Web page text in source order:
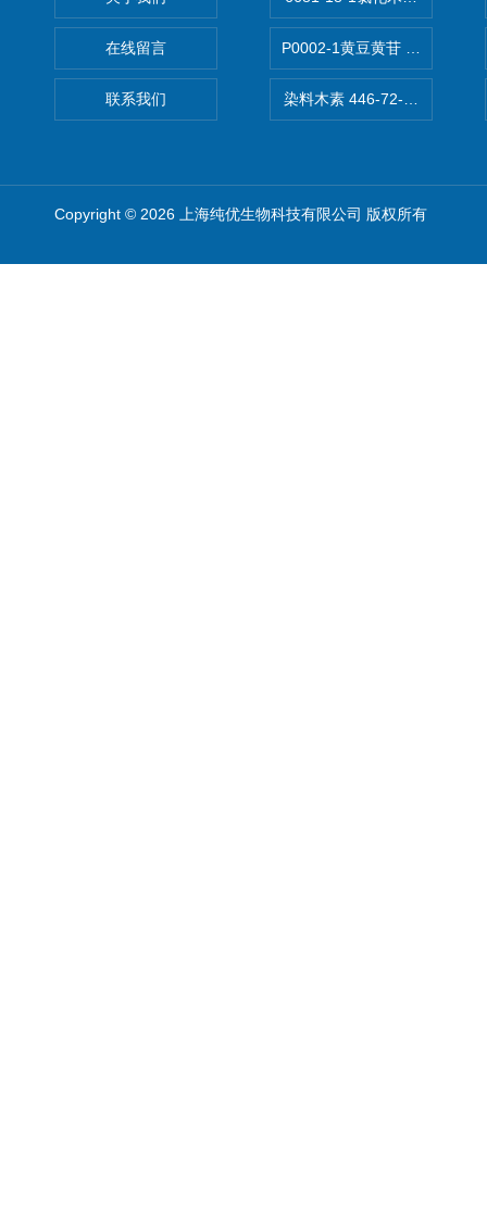
在线留言
联系我们
P0002-1黄豆黄苷 40246-10-
染料木素 446-72-0
Copyright © 2026 上海纯优生物科技有限公司 版权所有